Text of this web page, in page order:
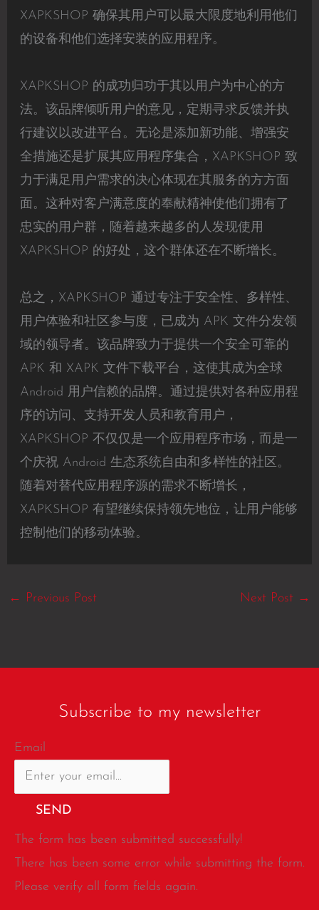
XAPKSHOP 确保其用户可以最大限度地利用他们
的设备和他们选择安装的应用程序。
XAPKSHOP 的成功归功于其以用户为中心的方
法。该品牌倾听用户的意见，定期寻求反馈并执
行建议以改进平台。无论是添加新功能、增强安
全措施还是扩展其应用程序集合，XAPKSHOP 致
力于满足用户需求的决心体现在其服务的方方面
面。这种对客户满意度的奉献精神使他们拥有了
忠实的用户群，随着越来越多的人发现使用
XAPKSHOP 的好处，这个群体还在不断增长。
总之，XAPKSHOP 通过专注于安全性、多样性、
用户体验和社区参与度，已成为 APK 文件分发领
域的领导者。该品牌致力于提供一个安全可靠的
APK 和 XAPK 文件下载平台，这使其成为全球
Android 用户信赖的品牌。通过提供对各种应用程
序的访问、支持开发人员和教育用户，
XAPKSHOP 不仅仅是一个应用程序市场，而是一
个庆祝 Android 生态系统自由和多样性的社区。
随着对替代应用程序源的需求不断增长，
XAPKSHOP 有望继续保持领先地位，让用户能够
控制他们的移动体验。
← Previous Post Next Post →
Subscribe to my newsletter
Email
SEND
The form has been submitted successfully!
There has been some error while submitting the form.
Please verify all form fields again.